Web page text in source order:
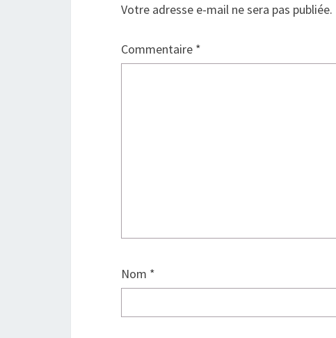
Votre adresse e-mail ne sera pas publiée.
Commentaire *
Nom *